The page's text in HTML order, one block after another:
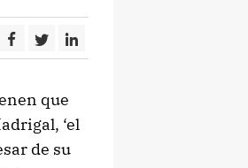
que
‘el
de su